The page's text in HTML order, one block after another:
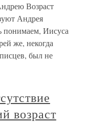
Возраст
Андрея
понимаем, Иисуса
же, некогда
был не
возраст